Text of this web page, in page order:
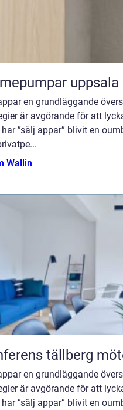
uppsala
en grundläggande
är avgörande för att
”sälj appar” blivit en
Wallin
en grundläggande
är avgörande för att
”sälj appar” blivit en